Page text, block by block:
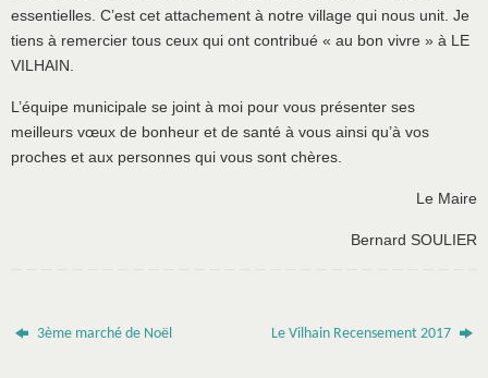
essentielles. C’est cet attachement à notre village qui nous unit. Je
tiens à remercier tous ceux qui ont contribué « au bon vivre » à LE
VILHAIN.
L’équipe municipale se joint à moi pour vous présenter ses
meilleurs vœux de bonheur et de santé à vous ainsi qu’à vos
proches et aux personnes qui vous sont chères.
Le Maire
Bernard SOULIER
3ème marché de Noël Le Vilhain Recensement 2017